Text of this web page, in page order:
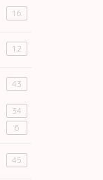
16
12
43
34
6
45